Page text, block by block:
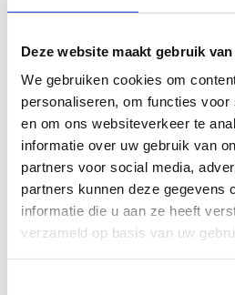
Deze website maakt gebruik
We gebruiken cookies om
personaliseren, om functies voor
en om ons websiteverkeer te
informatie over uw gebruik van
partners voor social media,
partners kunnen deze gegevens
informatie die u aan ze heeft
verzameld op basis van uw
Energieaudit en
warmteverlies
Coördinatie tussen
vakspecialisten
Timing afstemmen
Kwaliteitscontrole na
Onderlinge afstemming
isolatiemaatregelen is
muren en dak al